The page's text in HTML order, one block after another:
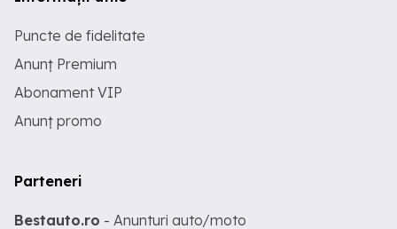
Puncte de fidelitate
Anunț Premium
Abonament VIP
Anunț promo
Parteneri
Bestauto.ro - Anunturi auto/moto